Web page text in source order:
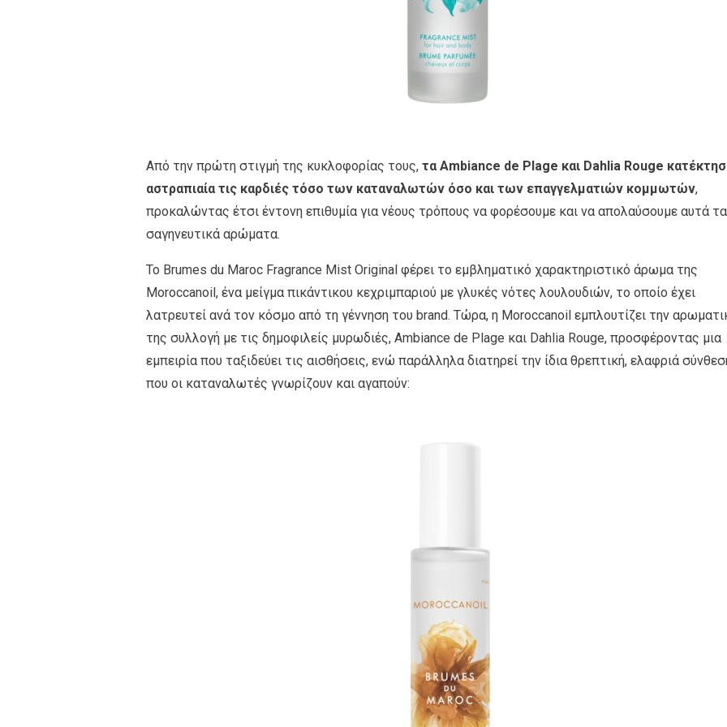
Από την πρώτη στιγμή της κυκλοφορίας τους, τα Ambiance de Plage και Dahlia Rouge
αστραπιαία τις καρδιές τόσο των καταναλωτών όσο και των επαγγελματιών κομμωτών,
προκαλώντας έτσι έντονη επιθυμία για νέους τρόπους να φορέσουμε και να απολαύσουμε αυτά τα
σαγηνευτικά αρώματα.
Το Brumes du Maroc Fragrance Mist Original φέρει το εμβληματικό χαρακτηριστικό άρωμα της
Moroccanoil, ένα μείγμα πικάντικου κεχριμπαριού με γλυκές νότες λουλουδιών, το οποίο έχει
λατρευτεί ανά τον κόσμο από τη γέννηση του brand. Τώρα, η Moroccanoil εμπλουτίζει την
της συλλογή με τις δημοφιλείς μυρωδιές, Ambiance de Plage και Dahlia Rouge, προσφέροντας μια
εμπειρία που ταξιδεύει τις αισθήσεις, ενώ παράλληλα διατηρεί την ίδια θρεπτική, ελαφριά
που οι καταναλωτές γνωρίζουν και αγαπούν: